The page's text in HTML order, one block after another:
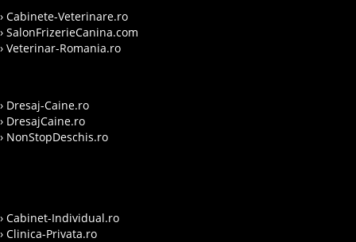
› Cabinete-Veterinare.ro
› SalonFrizerieCanina.com
› Veterinar-Romania.ro
› Dresaj-Caine.ro
› DresajCaine.ro
› NonStopDeschis.ro
› Cabinet-Individual.ro
› Clinica-Privata.ro